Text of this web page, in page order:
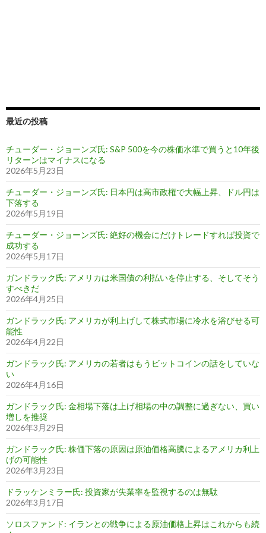
最近の投稿
チューダー・ジョーンズ氏: S&P 500を今の株価水準で買うと10年後
リターンはマイナスになる
2026年5月23日
チューダー・ジョーンズ氏: 日本円は高市政権で大幅上昇、ドル円は
下落する
2026年5月19日
チューダー・ジョーンズ氏: 絶好の機会にだけトレードすれば投資で
成功する
2026年5月17日
ガンドラック氏: アメリカは米国債の利払いを停止する、そしてそう
すべきだ
2026年4月25日
ガンドラック氏: アメリカが利上げして株式市場に冷水を浴びせる可
能性
2026年4月22日
ガンドラック氏: アメリカの若者はもうビットコインの話をしていな
い
2026年4月16日
ガンドラック氏: 金相場下落は上げ相場の中の調整に過ぎない、買い
増しを推奨
2026年3月29日
ガンドラック氏: 株価下落の原因は原油価格高騰によるアメリカ利上
げの可能性
2026年3月23日
ドラッケンミラー氏: 投資家が失業率を監視するのは無駄
2026年3月17日
ソロスファンド: イランとの戦争による原油価格上昇はこれからも続